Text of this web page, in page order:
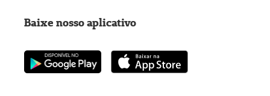
Baixe nosso aplicativo